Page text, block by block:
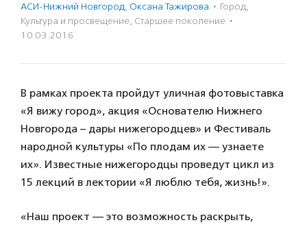
АСИ-Нижний Новгород, Оксана Тажирова · Город,
Культура и просвещение, Старшее поколение ·
10.03.2016
В рамках проекта пройдут уличная фотовыставка
«Я вижу город», акция «Основателю Нижнего
Новгорода – дары нижегородцев» и Фестиваль
народной культуры «По плодам их — узнаете
их». Известные нижегородцы проведут цикл из
15 лекций в лектории «Я люблю тебя, жизнь!».
«Наш проект — это возможность раскрыть,